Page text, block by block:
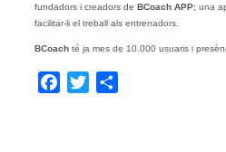
fundadors i creadors de BCoach APP; una
facilitar-li el treball als entrenadors.
BCoach té ja mes de 10.000 usuaris i
Facebook
Twitter